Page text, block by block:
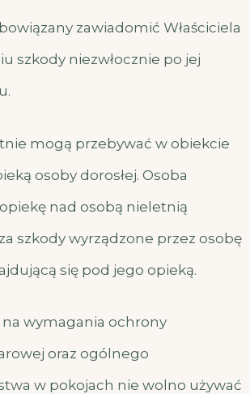
zawiadomić Właściciela
szkody niezwłocznie po jej
mogą przebywać w obiekcie
osoby dorosłej. Osoba
nad osobą nieletnią
szkody wyrządzone przez osobę
się pod jego opieką.
wymagania ochrony
oraz ogólnego
w pokojach nie wolno używać